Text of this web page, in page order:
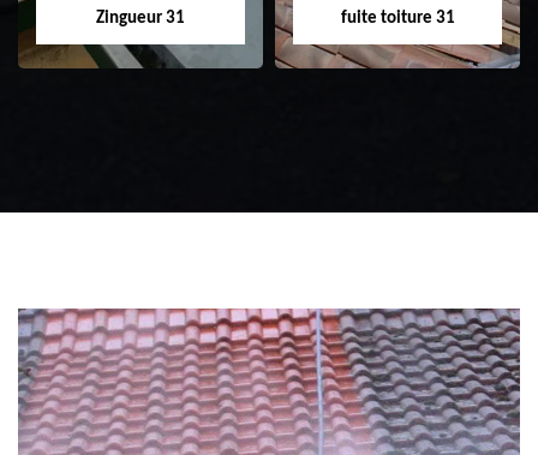
Zingueur 31
fuite toiture 31